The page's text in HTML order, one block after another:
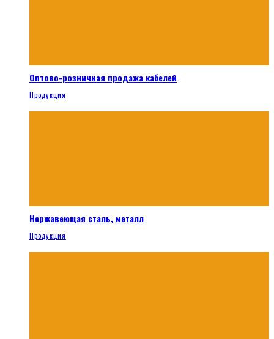
Оптово-розничная продажа кабелей
Продукция
Нержавеющая сталь, металл
Продукция